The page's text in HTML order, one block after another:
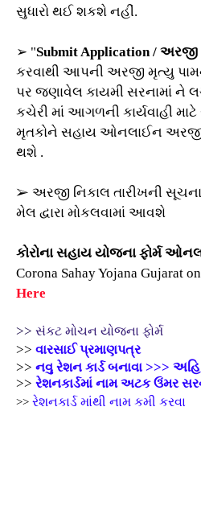
સુધારો થઈ શકશે નહીં.
➢ "Submit Application /
કરવાથી આપની અરજી મૃત્યુ
પર જણાવેલ કાયમી સરનામાં ને
કચેરી માં આગળની કાર્યવાહી
મૃતકોને સહાય ઓનલાઈન અરજી
થશે .
➢ અરજી નિકાલ તારીખની
મેલ દ્વારા મોકલવામાં આવશે
કોરોના સહાય યોજના ફોર્મ
Corona Sahay Yojana Gujarat
Here
>> સંકટ મોચન યોજના ફોર્મ
>> વારસાઈ પ્રમાણપત્ર
>> નવુ રેશન કાર્ડ બનાવા >>> અહિ
>> રેશનકાર્ડમાં નામ અટક ઉંમર
>> રેશનકાર્ડ માંથી નામ કમી કરવા